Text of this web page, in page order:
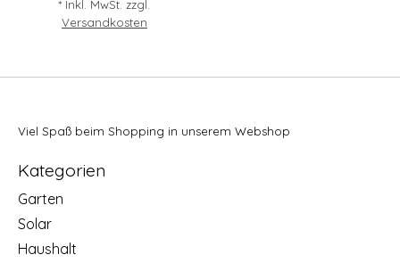
* Inkl. MwSt. zzgl.
Versandkosten
Viel Spaß beim Shopping in unserem Webshop
Kategorien
Garten
Solar
Haushalt